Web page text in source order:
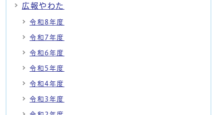
広報やわた
令和8年度
令和7年度
令和6年度
令和5年度
令和4年度
令和3年度